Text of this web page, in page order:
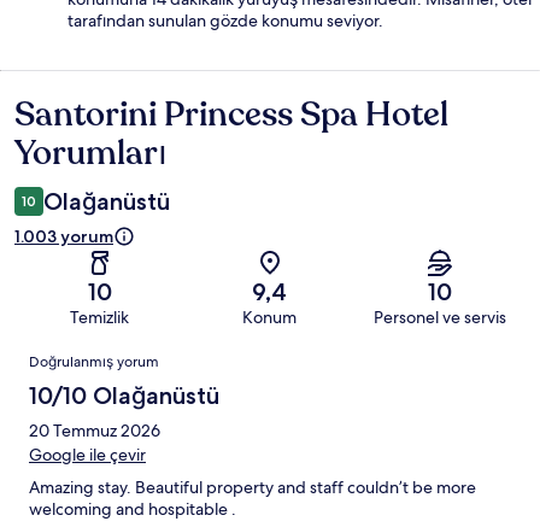
tarafından sunulan gözde konumu seviyor.
Yorumlar
Santorini Princess Spa Hotel
Yorumları
10 Olağanüstü
1.003 yorum
10
Temizlik
9,4
Konum
10
Personel ve servis
Yorumlar
Doğrulanmış yorum
10/10 Olağanüstü
20 Temmuz 2026
Google ile çevir
Amazing stay. Beautiful property and staff couldn’t be more
welcoming and hospitable .